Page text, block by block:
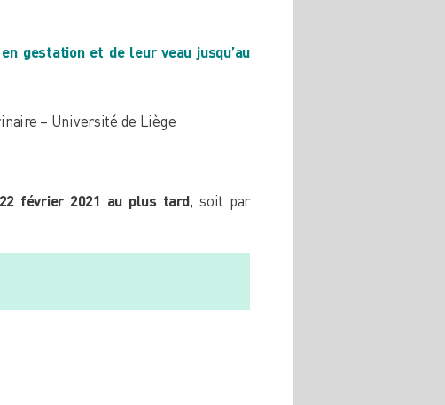
gestation et de leur veau jusqu’au
– Université de Liège
février 2021 au plus tard, soit par